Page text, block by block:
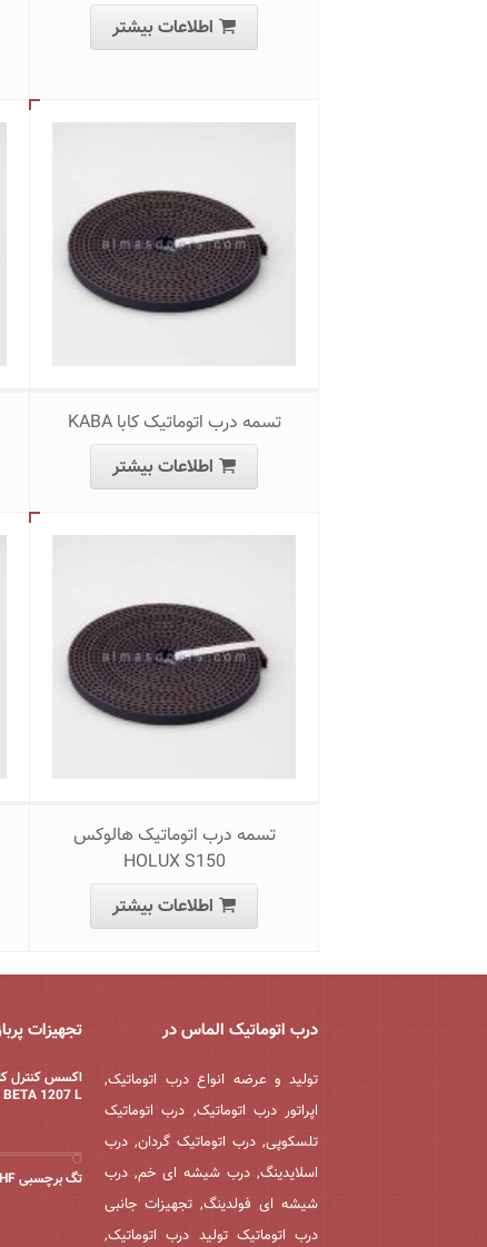
اطلاعات بیشتر
تسمه درب اتوماتیک کابا KABA
اطلاعات بیشتر
تسمه درب اتوماتیک هالوکس
HOLUX S150
اطلاعات بیشتر
درب اتوماتیک الماس در
تولید و عرضه انواع درب اتوماتیک,
اپراتور درب اتوماتیک, درب اتوماتیک
تلسکوپی, درب اتوماتیک گردان, درب
اسلایدینگ, درب شیشه ای خم, درب
شیشه ای فولدینگ, تجهیزات جانبی
درب اتوماتیک تولید درب اتوماتیک,
تجهیزات
اکسس کنترل
BETA 1207 L
تگ برچسبی UHF